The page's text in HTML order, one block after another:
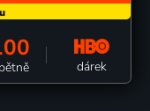
dárek